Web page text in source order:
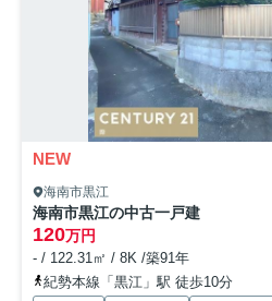
NEW
海南市黒江
海南市黒江の中古一戸建
120万円
- / 122.31㎡ / 8K /築91年
紀勢本線「黒江」駅 徒歩10分